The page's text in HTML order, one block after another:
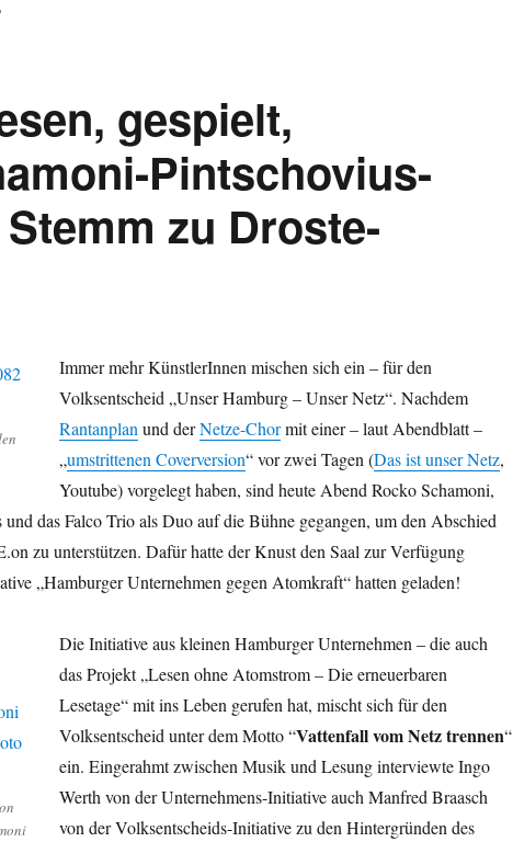
gespielt,
Pintschovius-
zu Droste-
Immer mehr KünstlerInnen mischen sich ein – für den
Volksentscheid „Unser Hamburg – Unser Netz“. Nachdem
Rantanplanund derNetze-Chormit einer – laut Abendblatt –
„umstrittenen Coverversion“ vor zwei Tagen (Das ist unser Netz,
Youtube) vorgelegt haben, sind heute Abend Rocko Schamoni,
und das Falco Trio als Duo auf die Bühne gegangen, um den Abschied
zu unterstützen. Dafür hatte der Knust den Saal zur Verfügung
„Hamburger Unternehmen gegen Atomkraft“ hatten geladen!
Die Initiative aus kleinen Hamburger Unternehmen – die auch
das Projekt „Lesen ohne Atomstrom – Die erneuerbaren
Lesetage“ mit ins Leben gerufen hat, mischt sich für den
Volksentscheid unter dem Motto “Vattenfall vom Netz trennen“
ein. Eingerahmt zwischen Musik und Lesung interviewte Ingo
Werth von der Unternehmens-Initiative auch Manfred Braasch
von der Volksentscheids-Initiative zu den Hintergründen des